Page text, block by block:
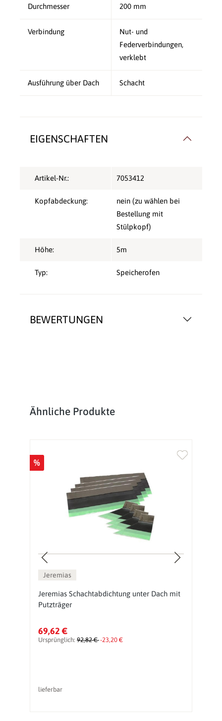
Durchmesser 200 mm
Verbindung
Nut- und
Federverbindungen,
verklebt
Ausführung über Dach Schacht
BEWERTUNGEN
EIGENSCHAFTEN
Artikel-Nr.: 7053412
Kopfabdeckung:
nein (zu wählen bei
Bestellung mit
Stülpkopf)
Höhe: 5m
Typ: Speicherofen
Produktgalerie überspringen
Ähnliche Produkte
%
Jeremias
Jeremias Schachtabdichtung unter Dach mit
Putzträger
69,62 €
Ursprünglich: 92,82 €-23,20 €
lieferbar